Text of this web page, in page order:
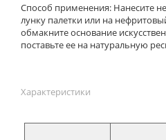
Способ применения: Нанесите
лунку палетки или на
обмакните основание
поставьте ее на натуральную
Характеристики